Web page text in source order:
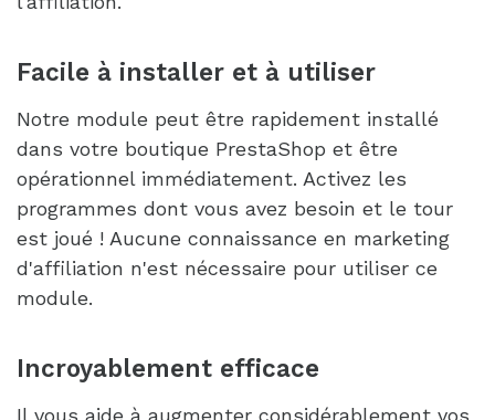
Facile à installer et à utiliser
Notre module peut être rapidement installé
dans votre boutique PrestaShop et être
opérationnel immédiatement. Activez les
programmes dont vous avez besoin et le tour
est joué ! Aucune connaissance en marketing
d'affiliation n'est nécessaire pour utiliser ce
module.
Incroyablement efficace
Il vous aide à augmenter considérablement vos